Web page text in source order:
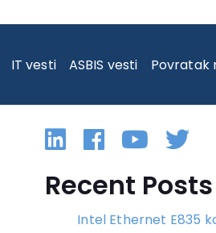
IT vesti ASBIS vesti Povratak
Linkedin
Facebook
YouTube
Recent Posts
Intel Ethernet E835